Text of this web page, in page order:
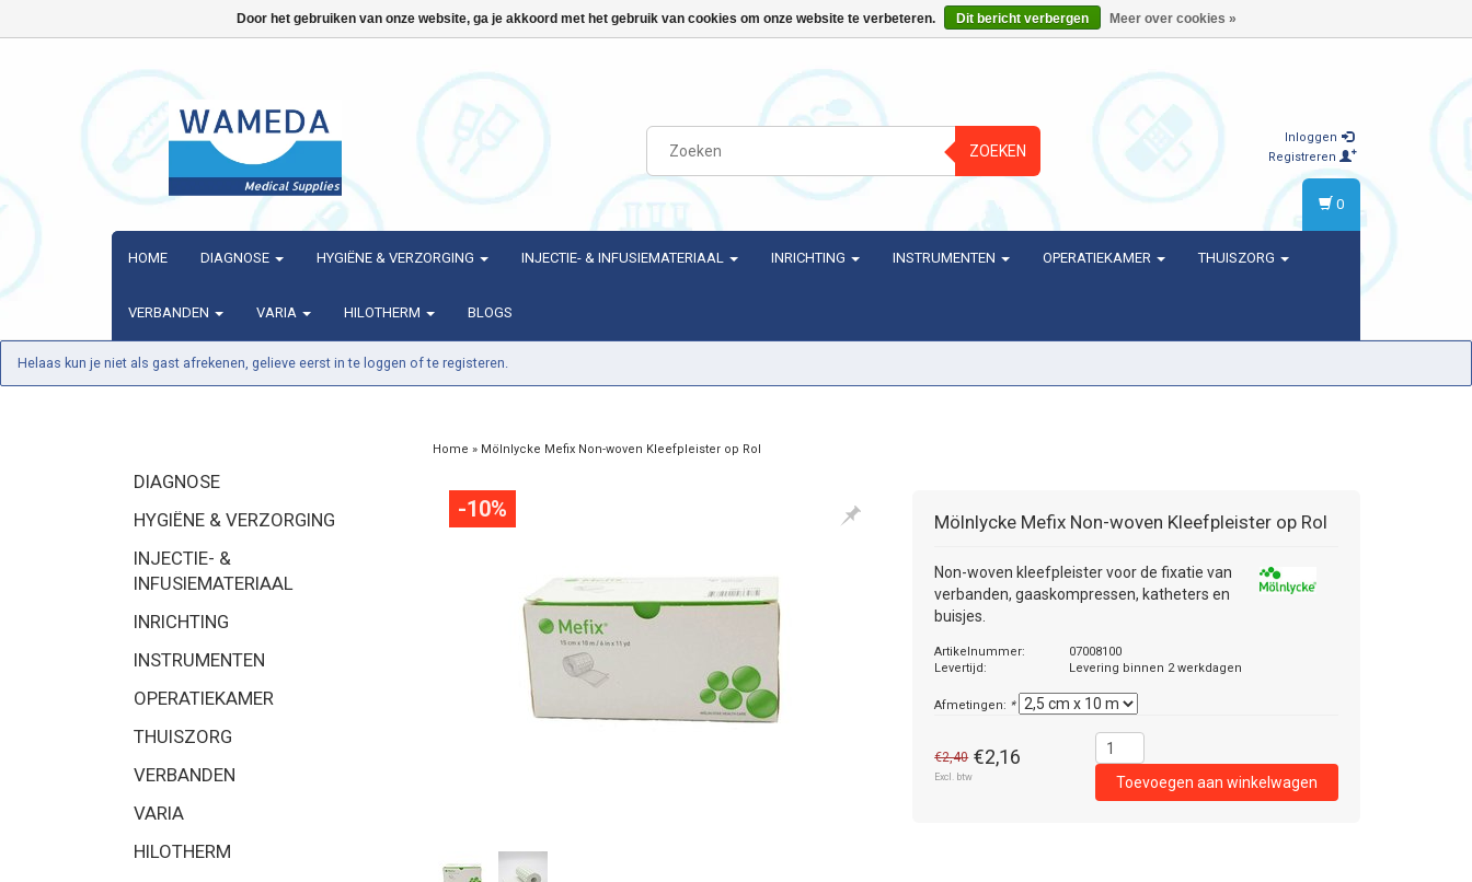
ZOEKEN
Inloggen
Registreren
HOME DIAGNOSE HYGIËNE & VERZORGING INJECTIE- & INFUSIEMATERIAAL INRICHTING INSTRUMENTEN OPERATIEKAMER THUISZORG
VERBANDEN VARIA HILOTHERM BLOGS
0
Helaas kun je niet als gast afrekenen, gelieve eerst in te loggen of te registeren.
DIAGNOSE
HYGIËNE & VERZORGING
INJECTIE- &
INFUSIEMATERIAAL
INRICHTING
INSTRUMENTEN
OPERATIEKAMER
THUISZORG
VERBANDEN
VARIA
HILOTHERM
Home » Mölnlycke Mefix Non-woven Kleefpleister op Rol
-10% Mölnlycke Mefix Non-woven Kleefpleister op Rol
Non-woven kleefpleister voor de fixatie van
verbanden, gaaskompressen, katheters en
buisjes.
Artikelnummer:
07008100
Levertijd:
Levering binnen 2 werkdagen
Afmetingen: *
€2,40 €2,16
Excl. btw Toevoegen aan winkelwagen
Door het gebruiken van onze website, ga je akkoord met het gebruik van cookies om onze website te verbeteren. Dit bericht verbergen Meer over cookies »